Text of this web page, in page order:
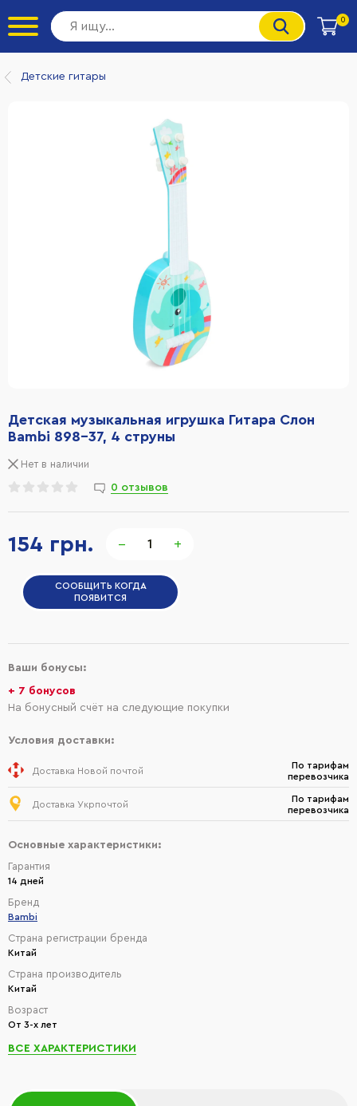
0
Детские гитары
154 грн. − +
СООБЩИТЬ КОГДА
ПОЯВИТСЯ
Детская музыкальная игрушка Гитара Слон
Bambi 898-37, 4 струны
Нет в наличии
0 отзывов
Ваши бонусы:
+ 7 бонусов
На бонусный счёт на следующие покупки
Условия доставки:
Доставка Новой почтой
По тарифам
перевозчика
Доставка Укрпочтой
По тарифам
перевозчика
Основные характеристики:
Гарантия
14 дней
Бренд
Bambi
Страна регистрации бренда
Китай
Страна производитель
Китай
Возраст
От 3-х лет
ВСЕ ХАРАКТЕРИСТИКИ